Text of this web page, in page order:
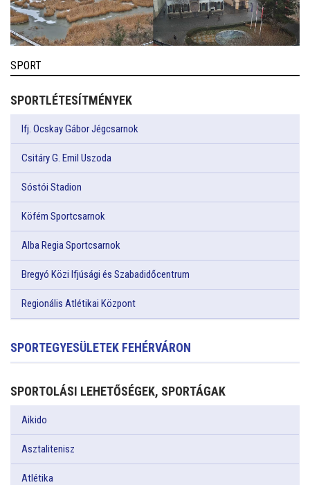
SPORT
SPORTLÉTESÍTMÉNYEK
Ifj. Ocskay Gábor Jégcsarnok
Csitáry G. Emil Uszoda
Sóstói Stadion
Köfém Sportcsarnok
Alba Regia Sportcsarnok
Bregyó Közi Ifjúsági és Szabadidőcentrum
Regionális Atlétikai Központ
SPORTEGYESÜLETEK FEHÉRVÁRON
SPORTOLÁSI LEHETŐSÉGEK, SPORTÁGAK
Aikido
Asztalitenisz
Atlétika